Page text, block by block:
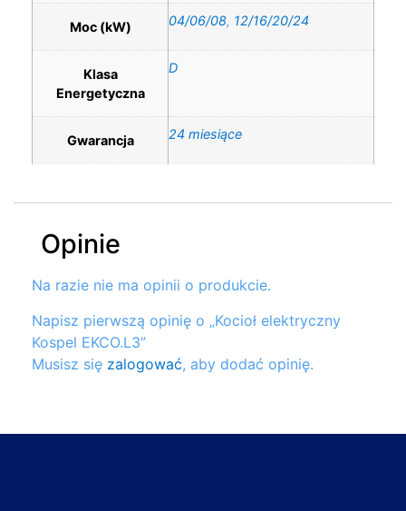
Moc (kW) 04/06/08, 12/16/20/24
Klasa
Energetyczna
D
Gwarancja 24 miesiące
Opinie
Na razie nie ma opinii o produkcie.
Napisz pierwszą opinię o „Kocioł elektryczny
Kospel EKCO.L3”
Musisz się zalogować, aby dodać opinię.